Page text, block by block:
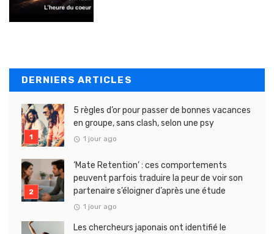
DERNIERS ARTICLES
5 règles d’or pour passer de bonnes vacances
en groupe, sans clash, selon une psy
1 jour ago
‘Mate Retention’ : ces comportements
peuvent parfois traduire la peur de voir son
partenaire s’éloigner d’après une étude
1 jour ago
Les chercheurs japonais ont identifié le